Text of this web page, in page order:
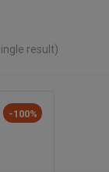
result)
-100%